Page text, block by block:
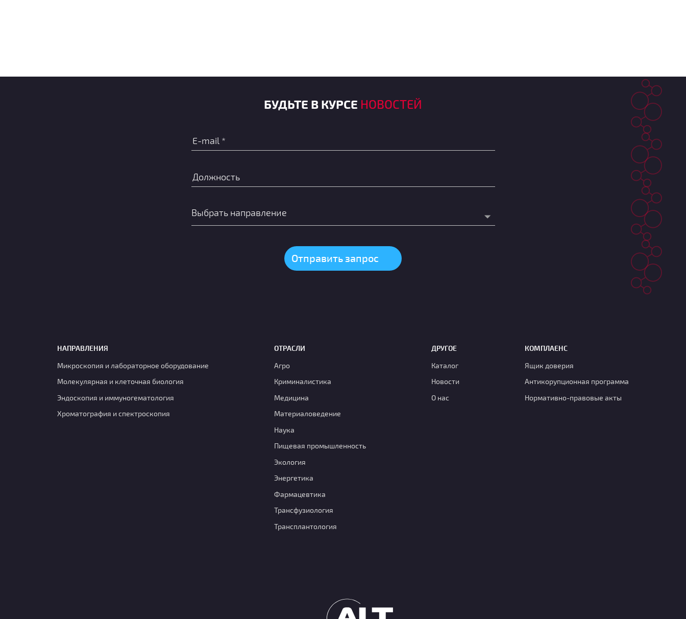
БУДЬТЕ В КУРСЕ НОВОСТЕЙ
НАПРАВЛЕНИЯ
Микроскопия и лабораторное оборудование
Молекулярная и клеточная биология
Эндоскопия и иммуногематология
Хроматография и спектроскопия
ОТРАСЛИ
Агро
Криминалистика
Медицина
Материаловедение
Наука
Пищевая промышленность
Экология
Энергетика
Фармацевтика
Транcфузиология
Трансплантология
ДРУГОЕ
Каталог
Новости
О нас
КОМПЛАЕНС
Ящик доверия
Антикорупционная программа
Нормативно-правовые акты